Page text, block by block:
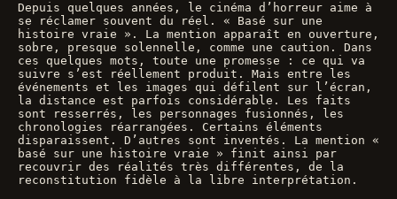
Depuis quelques années, le cinéma d’horreur aime à
se réclamer souvent du réel. « Basé sur une
histoire vraie ». La mention apparaît en ouverture,
sobre, presque solennelle, comme une caution. Dans
ces quelques mots, toute une promesse : ce qui va
suivre s’est réellement produit. Mais entre les
événements et les images qui défilent sur l’écran,
la distance est parfois considérable. Les faits
sont resserrés, les personnages fusionnés, les
chronologies réarrangées. Certains éléments
disparaissent. D’autres sont inventés. La mention «
basé sur une histoire vraie » finit ainsi par
recouvrir des réalités très différentes, de la
reconstitution fidèle à la libre interprétation.